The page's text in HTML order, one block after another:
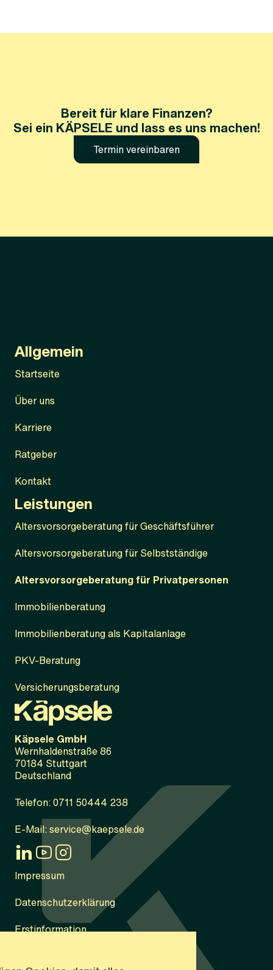
Bereit für klare Finanzen?
Sei ein KÄPSELE und lass es uns machen!
Termin vereinbaren
Käpsele GmbH
Wernhaldenstraße 86
70184 Stuttgart
Deutschland
Telefon: 0711 50444 238
E-Mail: service@kaepsele.de
Allgemein
Startseite
Über uns
Karriere
Ratgeber
Kontakt
Leistungen
Altersvorsorgeberatung für Geschäftsführer
Altersvorsorgeberatung für Selbstständige
Altersvorsorgeberatung für Privatpersonen
Immobilienberatung
Immobilienberatung als Kapitalanlage
PKV-Beratung
Versicherungsberatung
Impressum
Datenschutzerklärung
Erstinformation